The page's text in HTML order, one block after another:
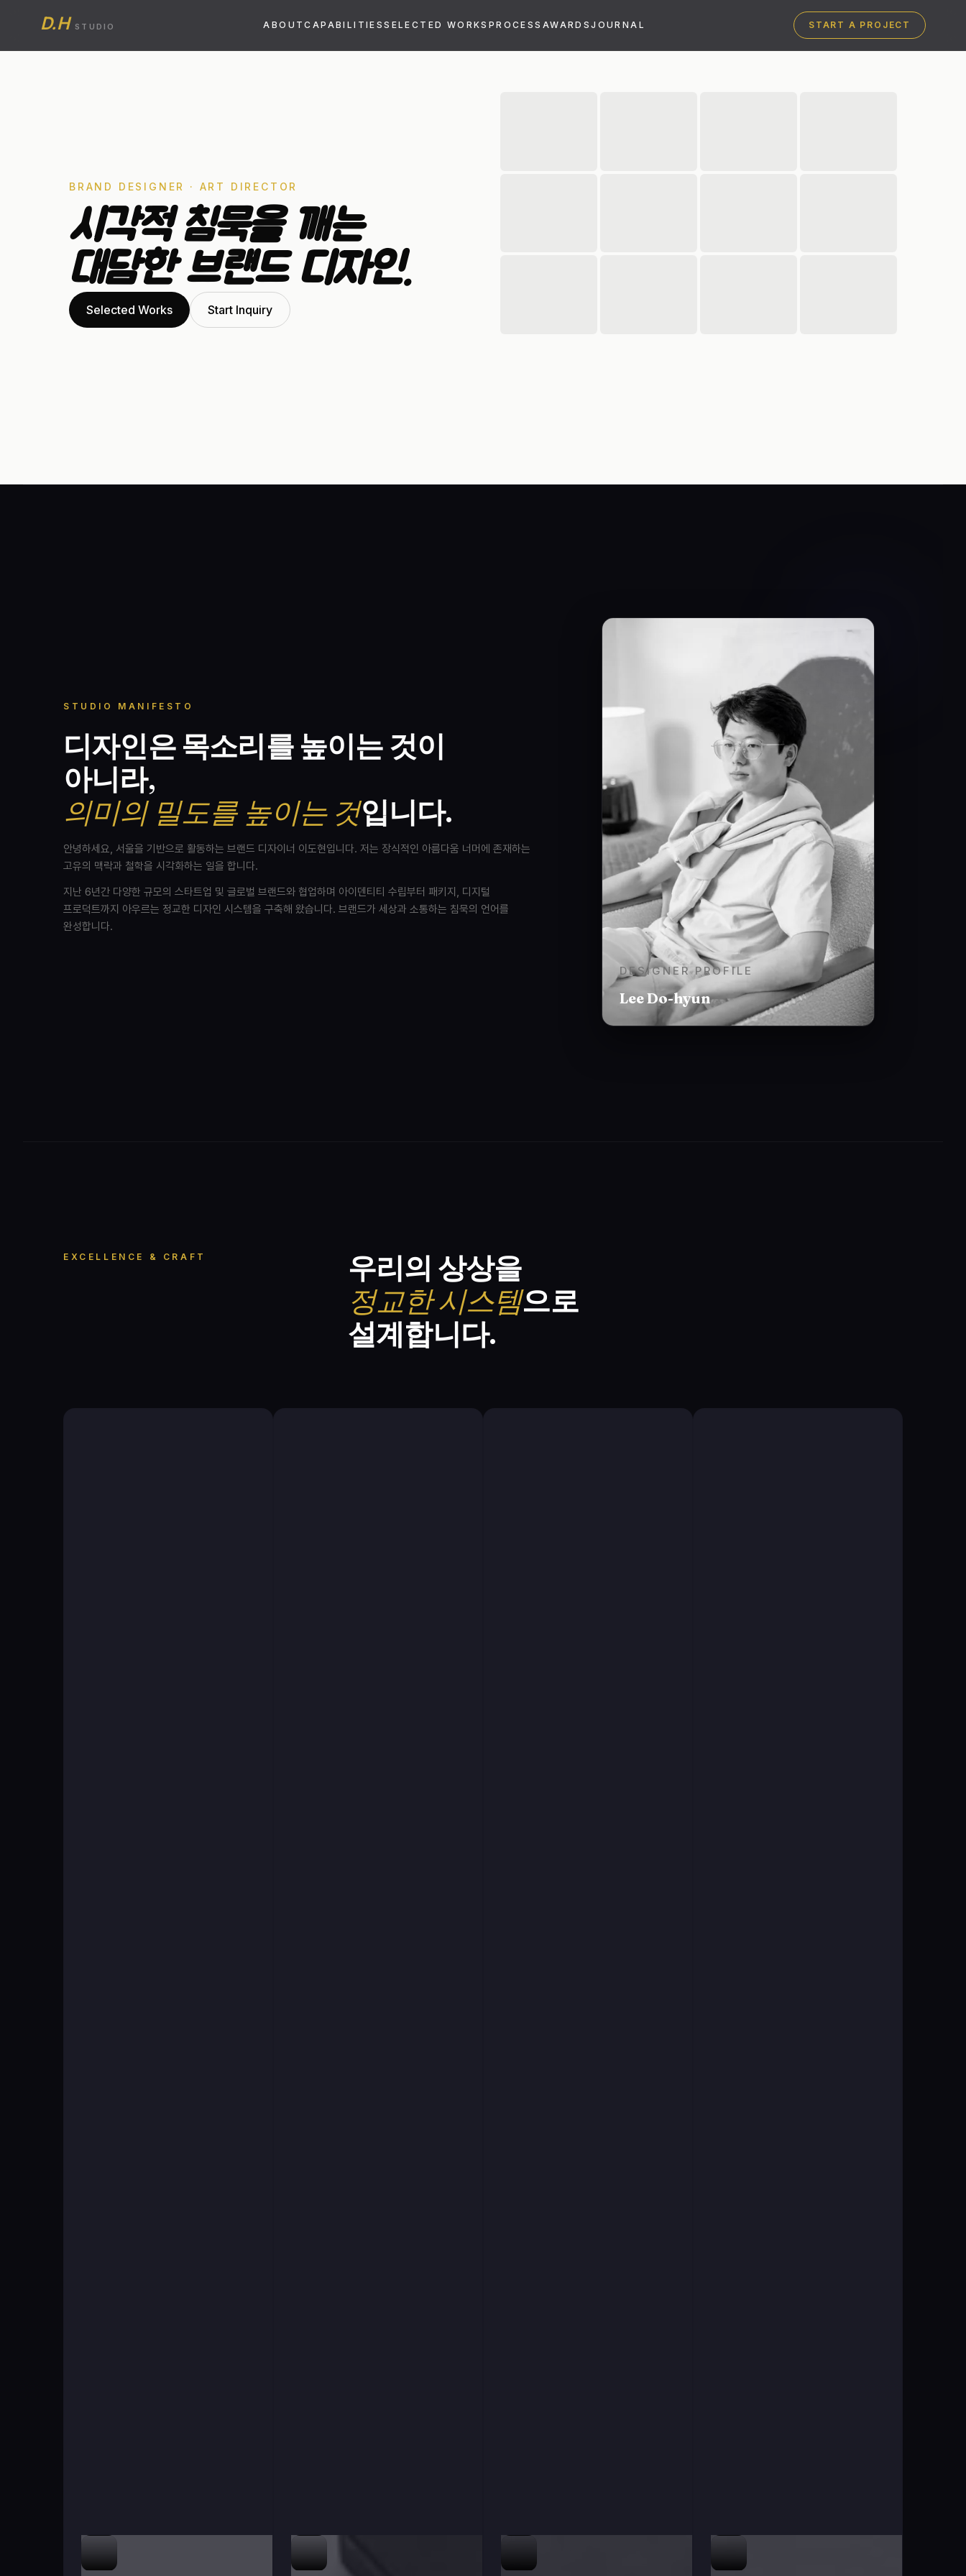
D.H STUDIO ABOUTCAPABILITIESSELECTED WORKS PROCESS AWARDSJOURNAL START A PROJECT
BRAND DESIGNER · ART DIRECTOR
시각적 침묵을 깨는
대담한 브랜드 디자인.
Selected Works Start Inquiry
STUDIO MANIFESTO
디자인은 목소리를 높이는 것이
아니라,
의미의 밀도를 높이는 것입니다.
안녕하세요, 서울을 기반으로 활동하는 브랜드 디자이너 이도현입니다. 저는 장식적인 아름다움 너머에 존재하는
고유의 맥락과 철학을 시각화하는 일을 합니다.
지난 6년간 다양한 규모의 스타트업 및 글로벌 브랜드와 협업하며 아이덴티티 수립부터 패키지, 디지털
프로덕트까지 아우르는 정교한 디자인 시스템을 구축해 왔습니다. 브랜드가 세상과 소통하는 침묵의 언어를
완성합니다.
DESIGNER PROFILE
Lee Do-hyun
EXCELLENCE & CRAFT
우리의 상상을
정교한 시스템으로
설계합니다.